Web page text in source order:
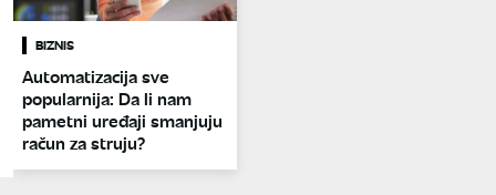
BIZNIS
Automatizacija sve
popularnija: Da li nam
pametni uređaji smanjuju
račun za struju?